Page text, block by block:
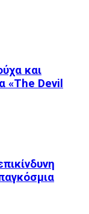
και
«The Devil